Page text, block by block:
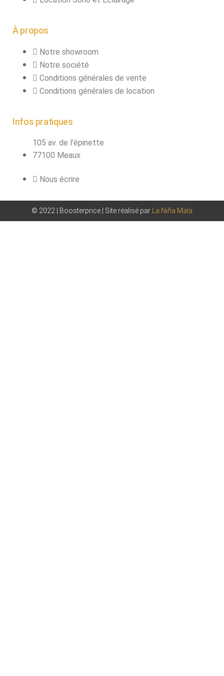
À propos
Notre showroom
Notre société
Conditions générales de vente
Conditions générales de location
Infos pratiques
105 av. de l'épinette
77100 Meaux
Nous écrire
© 2022 | Boosterprice | Site réalisé par La Niña Mala